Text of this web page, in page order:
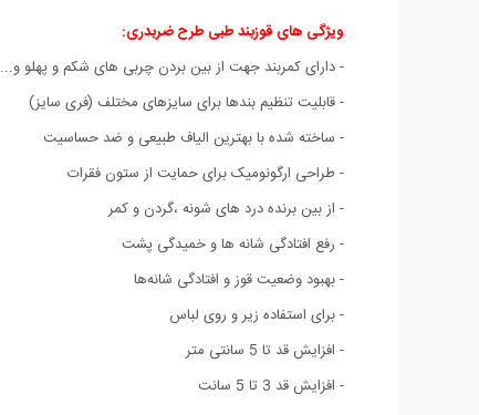
ویژگی های قوزبند طبی طرح ضربدری:
- دارای کمربند جهت از بین بردن چربی های شکم و پهلو و...
- قابلیت تنظیم بندها برای سایزهای مختلف (فری سایز)
- ساخته شده با بهترین الیاف طبیعی و ضد حساسیت
- طراحی ارگونومیک برای حمایت از ستون فقرات
- از بین برنده درد های شونه ،گردن و کمر
- رفع افتادگی شانه ها و خمیدگی پشت
- بهبود وضعیت قوز و افتادگی شانه‌ها
- برای استفاده زیر و روی لباس
- افزایش قد تا 5 سانتی متر
- افزایش قد 3 تا 5 سانت